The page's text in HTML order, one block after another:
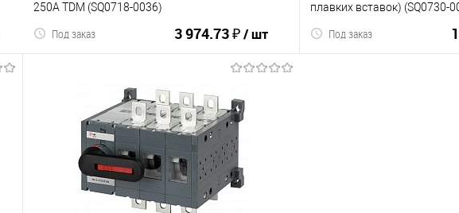
250А TDM (SQ0718-0036)
3 974.73 ₽/ шт
Под заказ
В корзину
К сравнению В избранное
плавких вставок) (SQ0730-
Под заказ